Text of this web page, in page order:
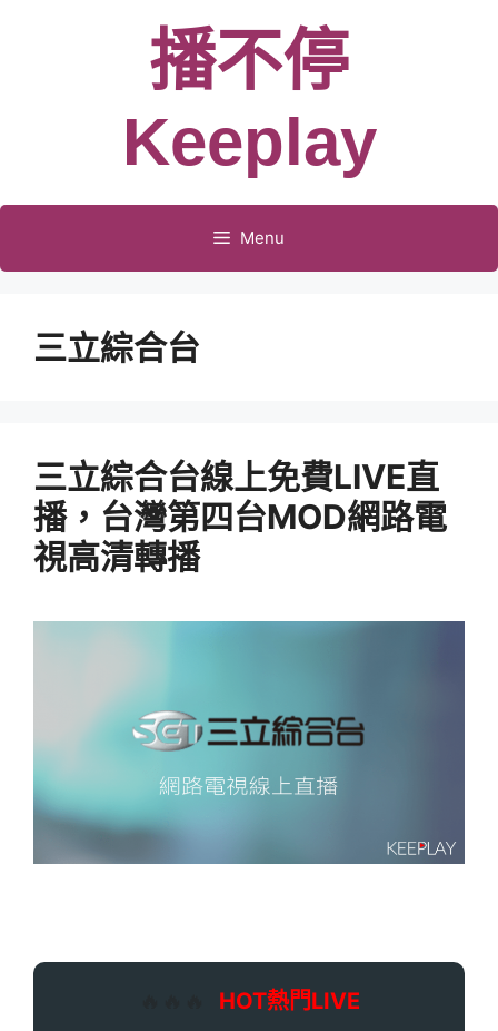
播不停
Keeplay
Menu
三立綜合台
三立綜合台線上免費LIVE直
播，台灣第四台MOD網路電
視高清轉播
HOT熱門LIVE